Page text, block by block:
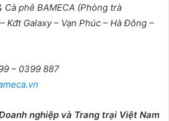
phê BAMECA (Phòng trà
Kđt Galaxy – Vạn Phúc – Hà Đông –
– 0399 887
nghiệp và Trang trại Việt Nam